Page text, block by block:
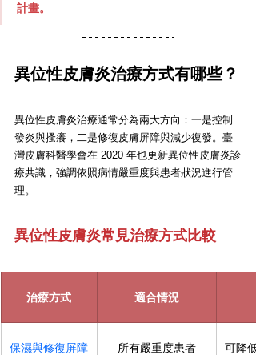
計畫。
異位性皮膚炎治療方式有哪些？
異位性皮膚炎治療通常分為兩大方向：一是控制
發炎與搔癢，二是修復皮膚屏障與減少復發。臺
灣皮膚科醫學會在 2020 年也更新異位性皮膚炎診
療共識，強調依照病情嚴重度與患者狀況進行管
理。
異位性皮膚炎常見治療方式比較
治療方式 適合情況
保濕與修復屏障 所有嚴重度患者 可降